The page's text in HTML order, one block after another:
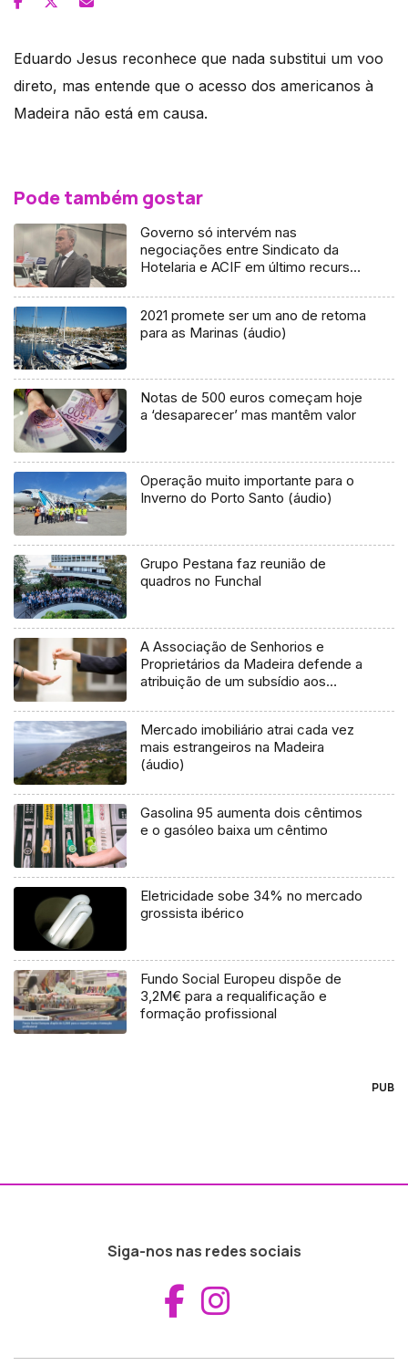
Eduardo Jesus reconhece que nada substitui um voo
direto, mas entende que o acesso dos americanos à
Madeira não está em causa.
Pode também gostar
Governo só intervém nas
negociações entre Sindicato da
Hotelaria e ACIF em último recurso
2021 promete ser um ano de retoma
para as Marinas (áudio)
Notas de 500 euros começam hoje
a ‘desaparecer’ mas mantêm valor
Operação muito importante para o
Inverno do Porto Santo (áudio)
Grupo Pestana faz reunião de
quadros no Funchal
A Associação de Senhorios e
Proprietários da Madeira defende a
atribuição de um subsídio aos
congeladas
Mercado imobiliário atrai cada vez
mais estrangeiros na Madeira
(áudio)
Gasolina 95 aumenta dois cêntimos
e o gasóleo baixa um cêntimo
Eletricidade sobe 34% no mercado
grossista ibérico
Fundo Social Europeu dispõe de
3,2M€ para a requalificação e
formação profissional
PUB
Siga-nos nas redes sociais
Aceder ao